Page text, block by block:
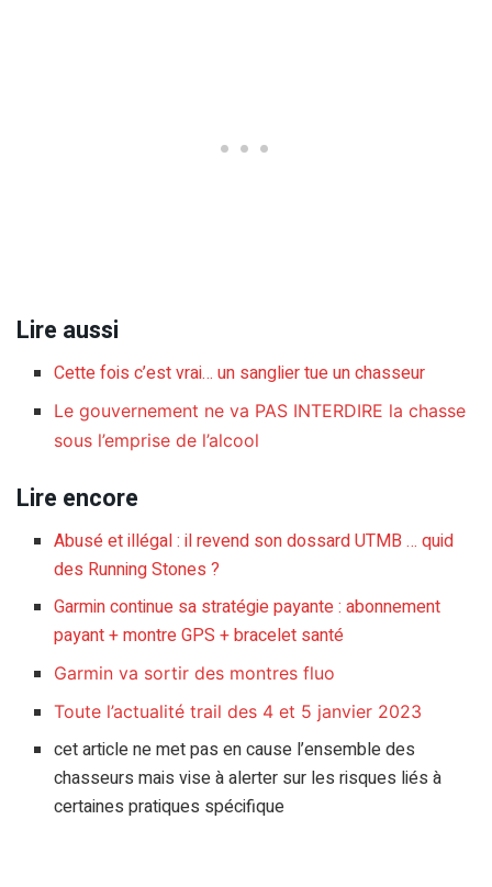
Lire aussi
Cette fois c’est vrai… un sanglier tue un chasseur
Le gouvernement ne va PAS INTERDIRE la chasse
sous l’emprise de l’alcool
Lire encore
Abusé et illégal : il revend son dossard UTMB … quid
des Running Stones ?
Garmin continue sa stratégie payante : abonnement
payant + montre GPS + bracelet santé
Garmin va sortir des montres fluo
Toute l’actualité trail des 4 et 5 janvier 2023
cet article ne met pas en cause l’ensemble des
chasseurs mais vise à alerter sur les risques liés à
certaines pratiques spécifique